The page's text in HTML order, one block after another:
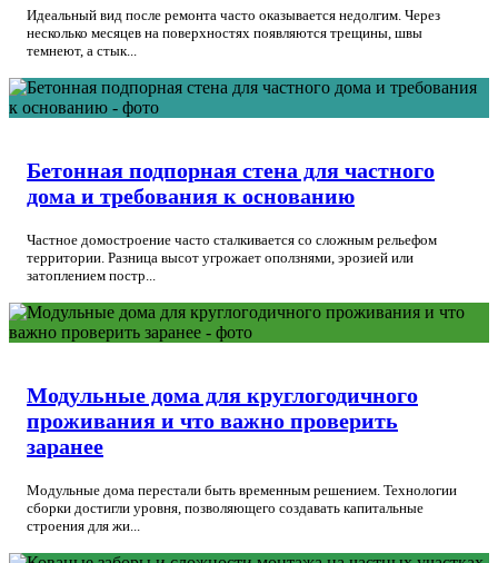
Идеальный вид после ремонта часто оказывается недолгим. Через
несколько месяцев на поверхностях появляются трещины, швы
темнеют, а стык...
Бетонная подпорная стена для частного
дома и требования к основанию
Частное домостроение часто сталкивается со сложным рельефом
территории. Разница высот угрожает оползнями, эрозией или
затоплением постр...
Модульные дома для круглогодичного
проживания и что важно проверить
заранее
Модульные дома перестали быть временным решением. Технологии
сборки достигли уровня, позволяющего создавать капитальные
строения для жи...